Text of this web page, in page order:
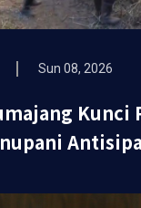
Sun 08, 2026
Kunci